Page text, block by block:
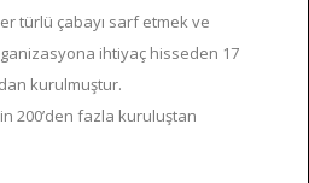
türlü çabayı sarf etmek ve
ihtiyaç hisseden 17
kurulmuştur.
200’den fazla kuruluştan